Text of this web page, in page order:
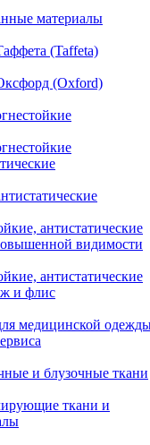
материалы
(Taffeta)
(Oxford)
антистатические
видимости
антистатические
и флис
медицинской
и блузочные ткани
ткани и